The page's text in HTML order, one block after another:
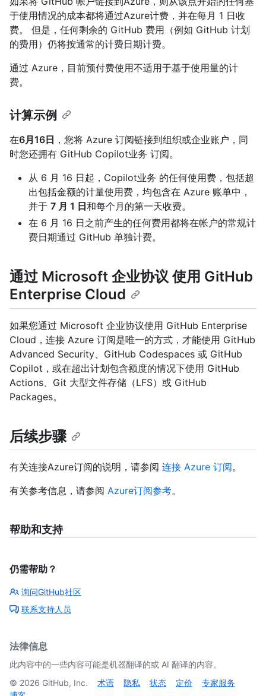
于使用情况的成本都将通过Azure计费，并在每月 1 日收
费。 但是，任何剩余的 GitHub 费用（例如 GitHub 计划
的费用）仍将按通常的计费日期计费。
通过 Azure，目前预付费使用不适用于基于使用量的计
费。
计算示例
在6月16日 ，您将 Azure 订阅链接到组织或企业账户，同
时您还拥有 GitHub Copilot业务 订阅。
从 6 月 16 日起，Copilot业务 的任何使用费，包括超
出包括金额的计量使用费，均包含在 Azure 账单中，
并于 7 月 1 日和每个月的第一天收费。
在 6 月 16 日之前产生的任何费用都将在帐户的常规计
费日期通过 GitHub 单独计费。
通过 Microsoft 企业协议 使用 GitHub
Enterprise Cloud
如果您通过 Microsoft 企业协议使用 GitHub Enterprise
Cloud，连接 Azure 订阅是唯一的方式，才能使用 GitHub
Advanced Security、GitHub Codespaces 或 GitHub
Copilot，或在超出计划包含额度的情况下使用 GitHub
Actions、Git 大型文件存储（LFS）或 GitHub
Packages。
后续步骤
有关连接Azure订阅的说明，请参阅 连接 Azure 订阅。
有关参考信息，请参阅 Azure订阅参考。
帮助和支持
仍需帮助？
询问GitHub社区
联系支持人员
法律信息
此内容中的一些内容可能是机器翻译的或 AI 翻译的内容。
© 2026 GitHub, Inc. 术语 隐私 状态 定价
专家服务